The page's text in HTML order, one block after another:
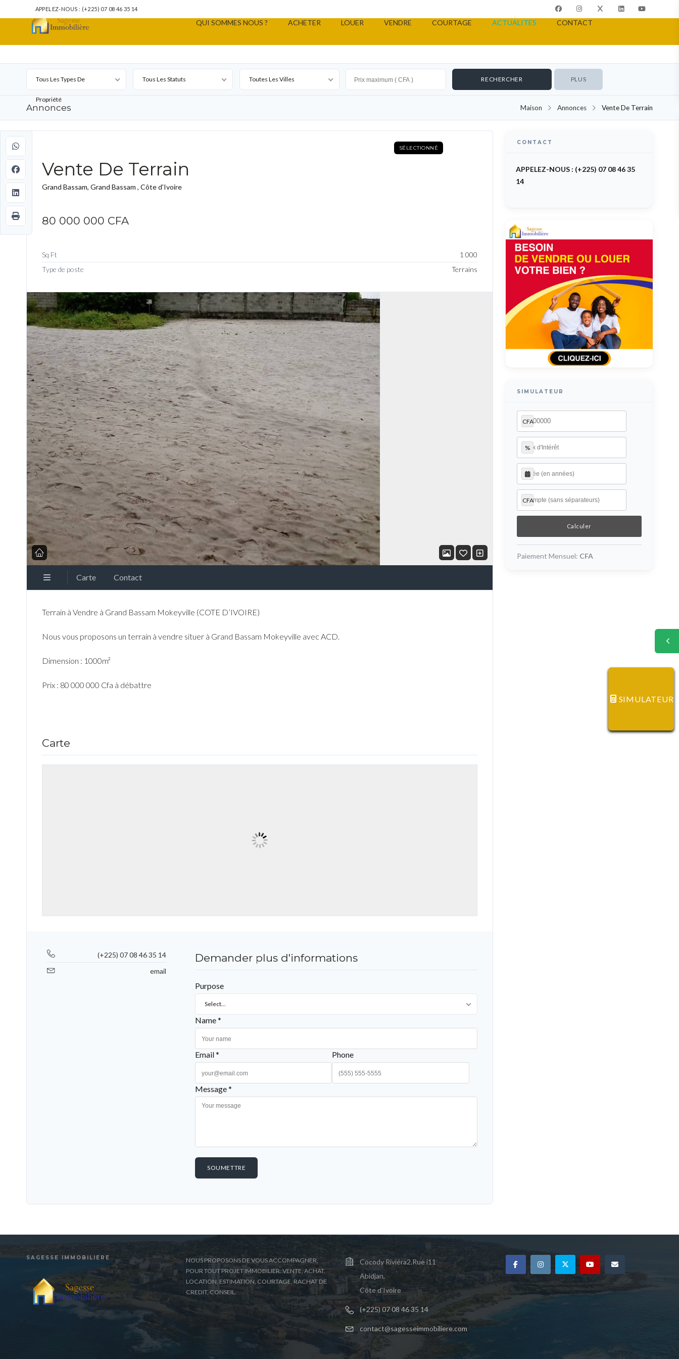
APPELEZ-NOUS : (+225) 07 08 46 35 14
QUI SOMMES NOUS ? ACHETER LOUER VENDRE COURTAGE ACTUALITES CONTACT
Tous Les Types De
Propriété
Tous Les Statuts Toutes Les Villes PLUS
Annonces Maison Annonces Vente De Terrain
SÉLECTIONNÉ
Vente De Terrain
Grand Bassam, Grand Bassam , Côte d'Ivoire
80 000 000 CFA
Sq Ft
1 000
Type de poste
Terrains
Carte Contact
Terrain à Vendre à Grand Bassam Mokeyville (COTE D’IVOIRE)
Nous vous proposons un terrain à vendre situer à Grand Bassam Mokeyville avec ACD.
Dimension : 1000m²
Prix : 80 000 000 Cfa à débattre
Carte
(+225) 07 08 46 35 14
email
Demander plus d'informations
Purpose
Select...
Name *
Email * Phone
Message *
SOUMETTRE
CONTACT
APPELEZ-NOUS : (+225) 07 08 46 35
14
SIMULATEUR
CFA
%
CFA
Paiement Mensuel: CFA
SAGESSE IMMOBILIÈRE
NOUS PROPOSONS DE VOUS ACCOMPAGNER,
POUR TOUT PROJET IMMOBILIER: VENTE, ACHAT,
LOCATION, ESTIMATION, COURTAGE, RACHAT DE
CREDIT, CONSEIL.
Cocody Riviéra2,Rue i11
Abidjan,
Côte d'Ivoire
(+225) 07 08 46 35 14
contact@sagesseimmobiliere.com
SIMULATEUR